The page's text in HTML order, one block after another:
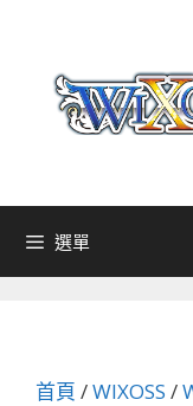
選單
首頁 /WIXOSS /